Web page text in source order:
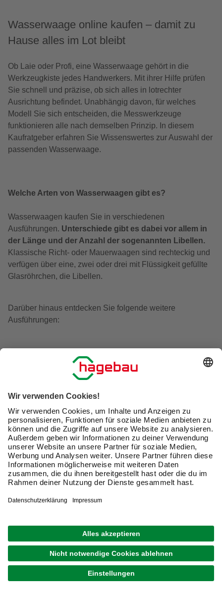
Wasserwaage online kaufen – damit zu
Hause alles im Lot bleibt
Ob Laie oder Profi, eine Wasserwaage gehört in die
Werkzeugkiste jedes Handwerkers. Mit ihrer Hilfe prüfen
Sie schnell und präzise, ob sich alles in lotrechter
Ausrichtung befindet. Unabhängig davon, für welches
Modell Sie sich entscheiden, die Messwerkzeuge
funktionieren alle nach demselben Prinzip. In diesem
Kaufratgeber erfahren Sie Wissenswertes zur Auswahl der
passenden Wasserwaage.
Welche Arten von Wasserwaagen gibt es?
Wasserwaagen kaufen Sie in verschiedenen
Ausführungen. Unterschiede gibt es dabei vor allem in
der Länge und der Anzahl der sogenannten Libellen.
Klassische Richt- oder Mauerwaagen sind rechteckig und
verfügen über eine, zwei oder drei mit Flüssigkeit gefüllte
Glasröhrchen, die Libellen.
Darüber hinaus entdecken Sie folgende weitere
Ausführungen:
Pocket-Wasserwaagen:kleine Modelle für die
Winkel-Wasserwaagen oder Pfosten-Wasserwaagen:
durch einen abgewinkelten Grundkörper, der für eine
gute Auflage sorgt, prüfen Sie mit diesem Produkt die
senkrechte Ausrichtung
Kreuzwasserwaagen:kleine dreieckige Werkzeuge mit
zwei Libellen, kommen häufig bei der Ausrichtung von
Wohnwagen zum Einsatz
Lichtschaltern oder Steckdosen
größere Distanz, für den Außeneinsatz gut geeignet
Einige Modelle sind mitMagnetenausgestattet; so haftet
die Wasserwaage an der Oberfläche und verrutscht nicht.